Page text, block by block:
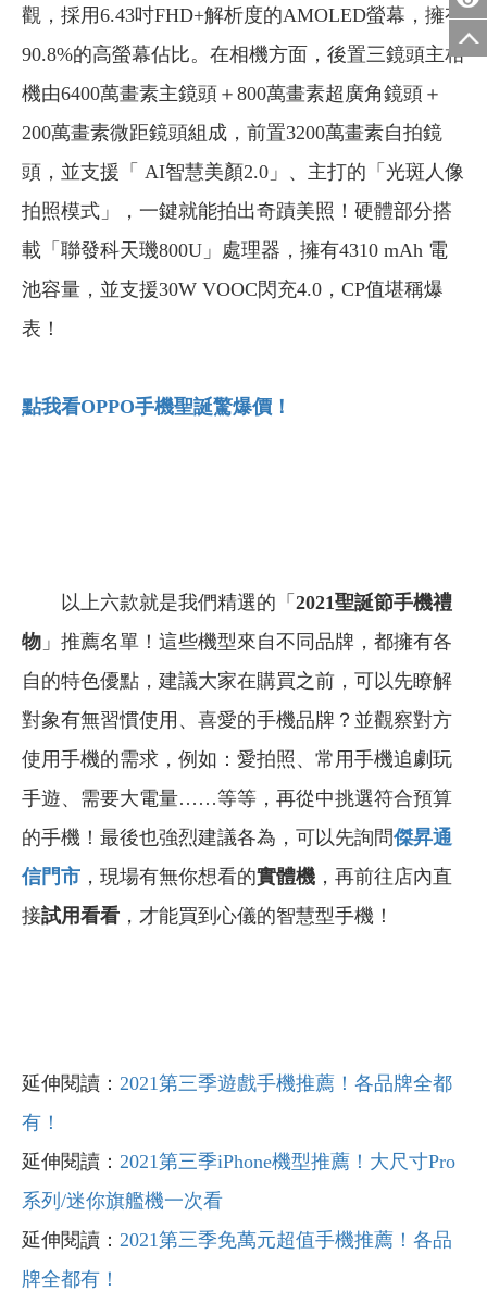
觀，採用6.43吋FHD+解析度的AMOLED螢幕，擁有
90.8%的高螢幕佔比。在相機方面，後置三鏡頭主相
機由6400萬畫素主鏡頭＋800萬畫素超廣角鏡頭＋
200萬畫素微距鏡頭組成，前置3200萬畫素自拍鏡
頭，並支援「 AI智慧美顏2.0」、主打的「光斑人像
拍照模式」，一鍵就能拍出奇蹟美照！硬體部分搭
載「聯發科天璣800U」處理器，擁有4310 mAh 電
池容量，並支援30W VOOC閃充4.0，CP值堪稱爆
表！
點我看OPPO手機聖誕驚爆價！
以上六款就是我們精選的「 2021聖誕節手機禮
物 」推薦名單！這些機型來自不同品牌，都擁有各
自的特色優點，建議大家在購買之前，可以先瞭解
對象有無習慣使用、喜愛的手機品牌？並觀察對方
使用手機的需求，例如：愛拍照、常用手機追劇玩
手遊、需要大電量……等等，再從中挑選符合預算
的手機！最後也強烈建議各為，可以先詢問傑昇通
信門市 ，現場有無你想看的實體機 ，再前往店內直
接試用看看 ，才能買到心儀的智慧型手機！
延伸閱讀： 2021第三季遊戲手機推薦！各品牌全都
有！
延伸閱讀： 2021第三季iPhone機型推薦！大尺寸Pro
系列/迷你旗艦機一次看
延伸閱讀： 2021第三季免萬元超值手機推薦！各品
牌全都有！